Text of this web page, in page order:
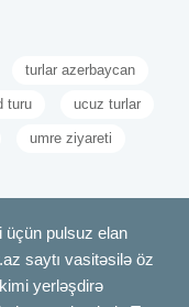
turlar azerbaycan
turu ucuz turlar
umre ziyareti
üçün pulsuz elan
saytı vasitəsilə öz
yerləşdirə